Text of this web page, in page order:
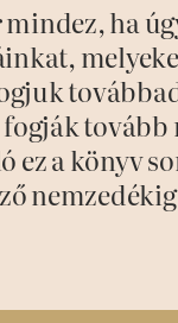
ha
ez a könyv